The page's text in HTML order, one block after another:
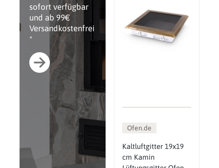
sofort verfügbar
und ab 99€
Versandkostenfrei
*
Ofen.de
Kaltluftgitter 19x19
cm Kamin